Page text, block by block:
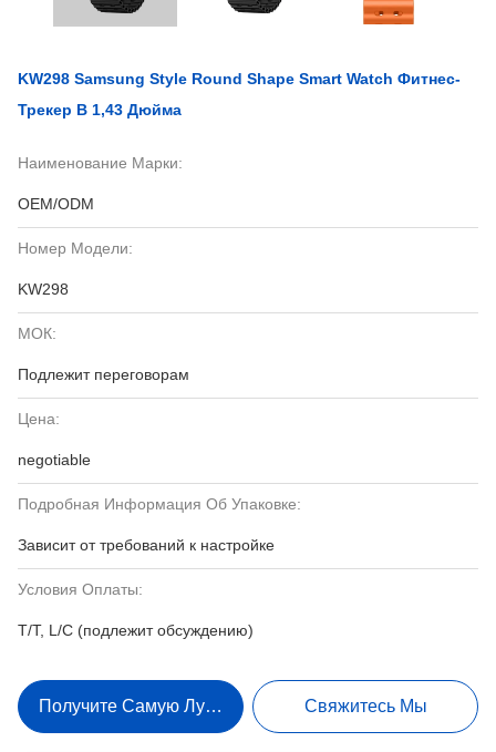
KW298 Samsung Style Round Shape Smart Watch Фитнес-
Трекер В 1,43 Дюйма
Наименование Марки:
OEM/ODM
Номер Модели:
KW298
МОК:
Подлежит переговорам
Цена:
negotiable
Подробная Информация Об Упаковке:
Зависит от требований к настройке
Условия Оплаты:
T/T, L/C (подлежит обсуждению)
Получите Самую Лучшую Цену Свяжитесь Мы